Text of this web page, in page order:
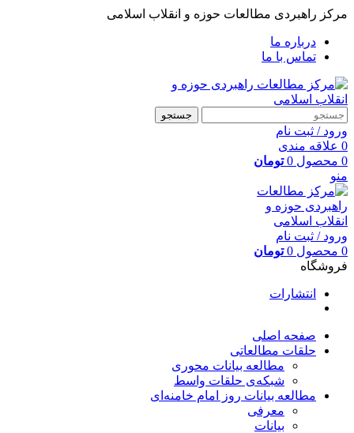
مرکز راهبردی مطالعات حوزه و انقلاب اسلامی
درباره ما
تماس با ما
جستجو
ورود / ثبت نام
0 علاقه مندی
0 محصول 0 تومان
منو
ورود / ثبت نام
0 محصول 0 تومان
فروشگاه
انتشارات
صفحه اصلی
حلقات مطالعاتی
مطالعه بیانات محوری
شبکه‌ی حلقات واسط
مطالعه بیانات روز امام خامنه‌ای
معرفی
بیانات